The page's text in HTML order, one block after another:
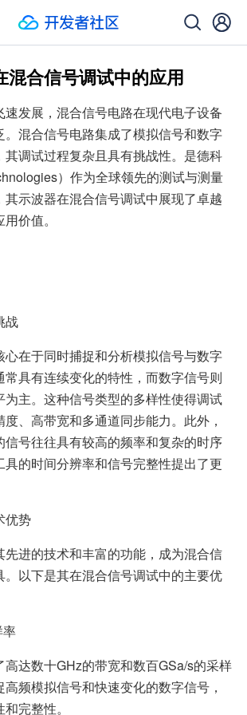
混合信号调试中的应用
发展，混合信号电路在现代电子设备
。混合信号电路集成了模拟信号和数字
其调试过程复杂且具有挑战性。是德科
）作为全球领先的测试与测量
示波器在混合信号调试中展现了卓越
价值。
战
心在于同时捕捉和分析模拟信号与数字
具有连续变化的特性，而数字信号则
为主。这种信号类型的多样性使得调试
、高带宽和多通道同步能力。此外，
信号往往具有较高的频率和复杂的时序
具的时间分辨率和信号完整性提出了更
优势
先进的技术和丰富的功能，成为混合信
。以下是其在混合信号调试中的主要优
率
高达数十GHz的带宽和数百GSa/s的采样
频模拟信号和快速变化的数字信号，
完整性。